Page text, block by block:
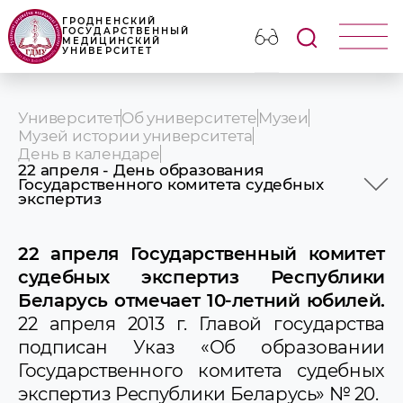
ГРОДНЕНСКИЙ
ГОСУДАРСТВЕННЫЙ
МЕДИЦИНСКИЙ
УНИВЕРСИТЕТ
УниверситетОб университете Музеи
Музей истории университета
День в календаре
22 апреля - День образования
Государственного комитета судебных
экспертиз
Фотогалерея дней в истории
Врач, который не лечит, а исцеляет
19 августа – Всемирный день фотографии
1 сентября – День знаний
3 сентября – Мужское в истории
3 сентября – Женское в истории
9 сентября – Международный день
красоты
1 октября в истории
22 апреля Государственный комитет
судебных экспертиз Республики
Беларусь отмечает 10-летний юбилей.
22 апреля 2013 г. Главой государства
подписан Указ «Об образовании
Государственного комитета судебных
экспертиз Республики Беларусь» № 20.